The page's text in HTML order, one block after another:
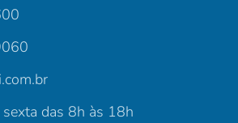
das 8h às 18h